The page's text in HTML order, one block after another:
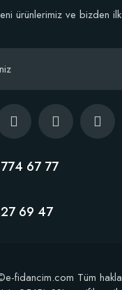
Gübresi 1 Litre
ürünlerimiz ve bizden
67 77
69 47
fidancim.com Tüm